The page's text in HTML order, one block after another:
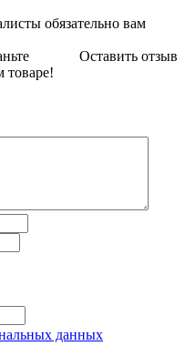
обязательно вам
Оставить отзыв
товаре!
данных